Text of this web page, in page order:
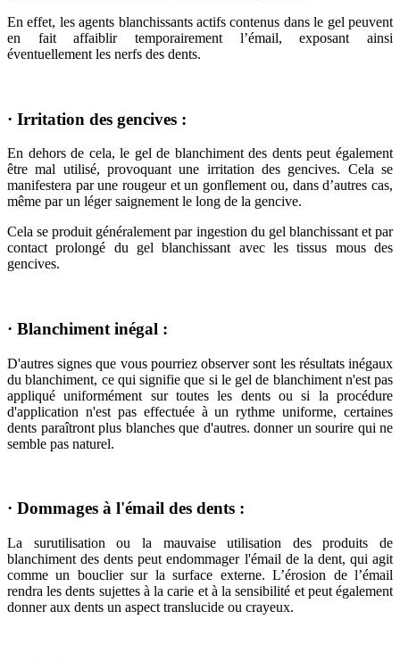
En effet, les agents blanchissants actifs contenus dans le gel peuvent
en fait affaiblir temporairement l’émail, exposant ainsi
éventuellement les nerfs des dents.
· Irritation des gencives :
En dehors de cela, le gel de blanchiment des dents peut également
être mal utilisé, provoquant une irritation des gencives. Cela se
manifestera par une rougeur et un gonflement ou, dans d’autres cas,
même par un léger saignement le long de la gencive.
Cela se produit généralement par ingestion du gel blanchissant et par
contact prolongé du gel blanchissant avec les tissus mous des
gencives.
· Blanchiment inégal :
D'autres signes que vous pourriez observer sont les résultats inégaux
du blanchiment, ce qui signifie que si le gel de blanchiment n'est pas
appliqué uniformément sur toutes les dents ou si la procédure
d'application n'est pas effectuée à un rythme uniforme, certaines
dents paraîtront plus blanches que d'autres. donner un sourire qui ne
semble pas naturel.
· Dommages à l'émail des dents :
La surutilisation ou la mauvaise utilisation des produits de
blanchiment des dents peut endommager l'émail de la dent, qui agit
comme un bouclier sur la surface externe. L’érosion de l’émail
rendra les dents sujettes à la carie et à la sensibilité et peut également
donner aux dents un aspect translucide ou crayeux.